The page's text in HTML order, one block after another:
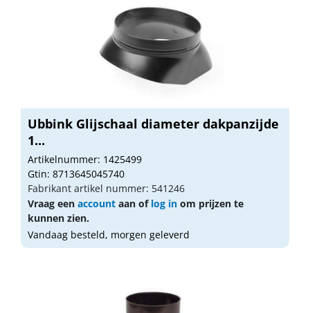
Ubbink Glijschaal diameter dakpanzijde
1...
Artikelnummer: 1425499
Gtin: 8713645045740
Fabrikant artikel nummer: 541246
Vraag een account aan of log in om prijzen te
kunnen zien.
Vandaag besteld, morgen geleverd